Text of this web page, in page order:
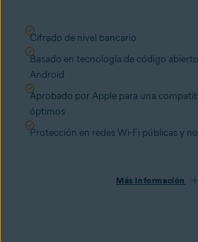
Cifrado de nivel bancario
Basado en tecnología de código
Android
Aprobado por Apple para una
óptimos
Protección en redes Wi-Fi públicas y
Más información